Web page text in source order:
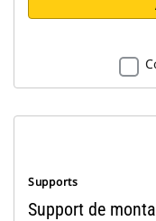
Supports
Support de